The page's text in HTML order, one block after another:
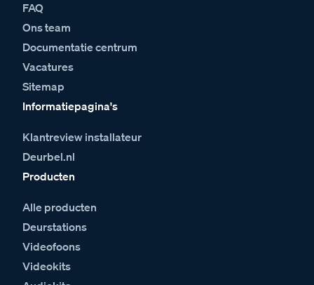
FAQ
Ons team
Documentatie centrum
Vacatures
Sitemap
Informatiepagina's
Klantreview installateur
Deurbel.nl
Producten
Alle producten
Deurstations
Videofoons
Videokits